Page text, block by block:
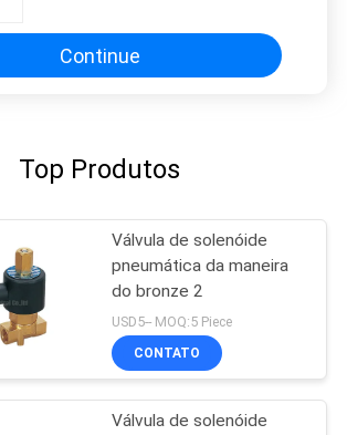
Continue
Top Produtos
Válvula de solenóide
pneumática da maneira
do bronze 2
USD5-- MOQ:5 Piece
CONTATO
Válvula de solenóide